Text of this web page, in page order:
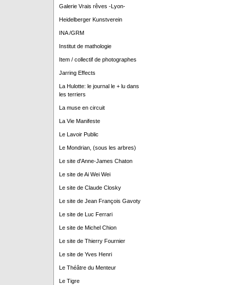
Galerie Vrais rêves -Lyon-
Heidelberger Kunstverein
INA /GRM
Institut de mathologie
Item / collectif de photographes
Jarring Effects
La Hulotte: le journal le + lu dans
les terriers
La muse en circuit
La Vie Manifeste
Le Lavoir Public
Le Mondrian, (sous les arbres)
Le site d'Anne-James Chaton
Le site de Ai Wei Wei
Le site de Claude Closky
Le site de Jean François Gavoty
Le site de Luc Ferrari
Le site de Michel Chion
Le site de Thierry Fournier
Le site de Yves Henri
Le Théâtre du Menteur
Le Tigre